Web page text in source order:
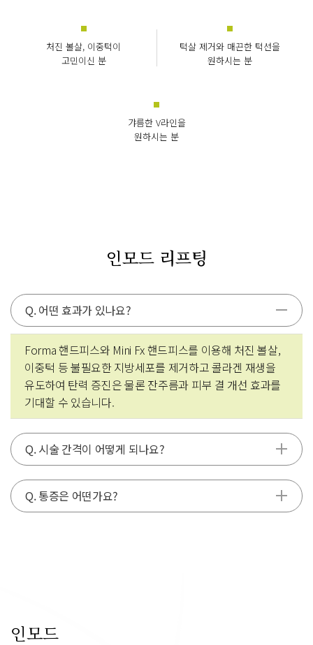
처진 볼살, 이중턱이
고민이신 분
턱살 제거와 매끈한 턱선을
원하시는 분
갸름한 V라인을
원하시는 분
인모드 리프팅
Q. 어떤 효과가 있나요?
Forma 핸드피스와 Mini Fx 핸드피스를 이용해 처진 볼살,
이중턱 등 불필요한 지방세포를 제거하고 콜라겐 재생을
유도하여 탄력 증진은 물론 잔주름과 피부 결 개선 효과를
기대할 수 있습니다.
Q. 시술 간격이 어떻게 되나요?
Q. 통증은 어떤가요?
인모드